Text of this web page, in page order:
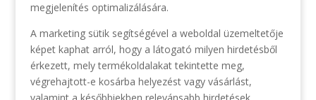
megjelenítés optimalizálására.
A marketing sütik segítségével a weboldal üzemeltetője
képet kaphat arról, hogy a látogató milyen hirdetésből
érkezett, mely termékoldalakat tekintette meg,
végrehajtott-e kosárba helyezést vagy vásárlást,